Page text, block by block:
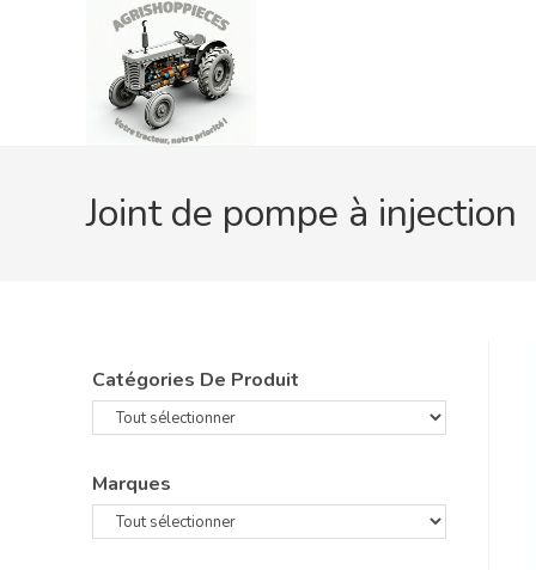
Joint de pompe à injection
Catégories De Produit
Marques